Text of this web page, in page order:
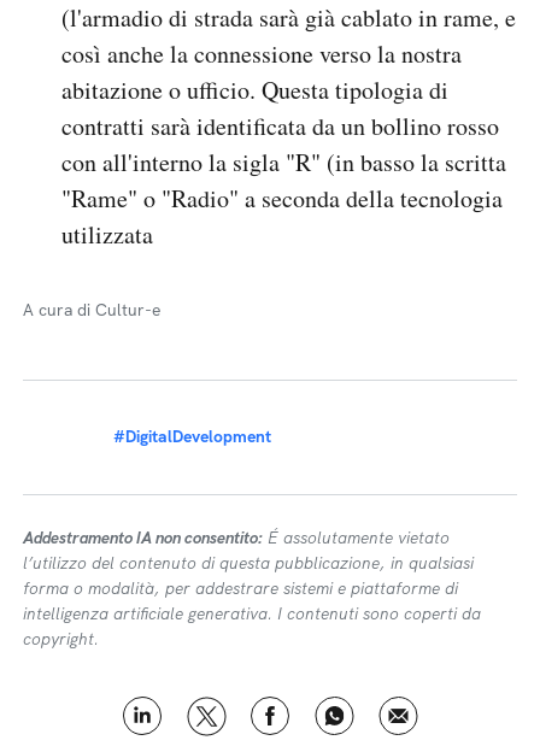
(l'armadio di strada sarà già cablato in rame, e
così anche la connessione verso la nostra
abitazione o ufficio. Questa tipologia di
contratti sarà identificata da un bollino rosso
con all'interno la sigla "R" (in basso la scritta
"Rame" o "Radio" a seconda della tecnologia
utilizzata
A cura di Cultur-e
#DigitalDevelopment
Addestramento IA non consentito: É assolutamente vietato
l’utilizzo del contenuto di questa pubblicazione, in qualsiasi
forma o modalità, per addestrare sistemi e piattaforme di
intelligenza artificiale generativa. I contenuti sono coperti da
copyright.